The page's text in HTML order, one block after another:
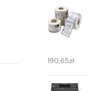
190,65zł